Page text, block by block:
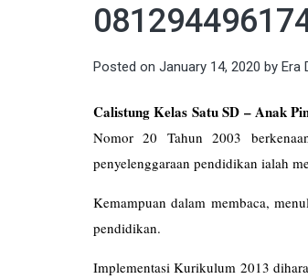
Posted on January 14, 2020 by Era
Calistung Kelas Satu SD – Anak
Nomor 20 Tahun 2003
penyelenggaraan pendidikan ialah
Kemampuan dalam membaca,
pendidikan.
Implementasi Kurikulum 2013